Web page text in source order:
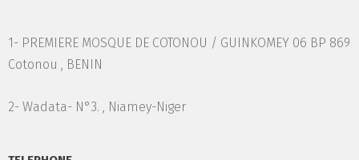
1- PREMIERE MOSQUE DE COTONOU / GUINKOMEY 06 BP 869
Cotonou , BENIN
2- Wadata- N°3. , Niamey-Niger